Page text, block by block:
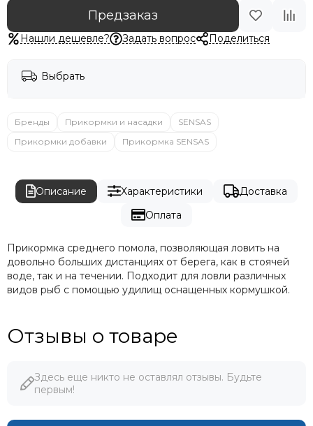
Предзаказ
Нашли дешевле? Задать вопрос Поделиться
Выбрать
Бренды Прикормки и насадки
SENSAS
Прикормки добавки
Прикормка SENSAS
Описание Характеристики
Доставка
Оплата
Прикормка среднего помола, позволяющая ловить на
довольно больших дистанциях от берега, как в стоячей
воде, так и на течении. Подходит для ловли различных
видов рыб с помощью удилищ оснащенных кормушкой.
Отзывы о товаре
Здесь еще никто не оставлял отзывы. Будьте
первым!